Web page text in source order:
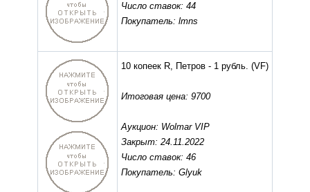
Число ставок: 44
Покупатель: lmns
10 копеек R, Петров - 1 рубль. (VF)
Итоговая цена: 9700
Аукцион: Wolmar VIP
Закрыт: 24.11.2022
Число ставок: 46
Покупатель: Glyuk